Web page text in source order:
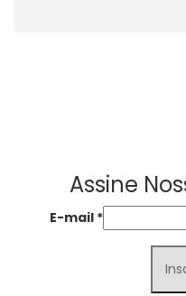
Assine
E-mail *